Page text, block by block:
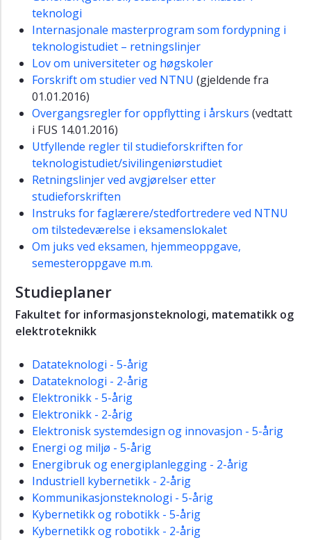
teknologi
Internasjonale masterprogram som fordypning i
teknologistudiet – retningslinjer
Lov om universiteter og høgskoler
Forskrift om studier ved NTNU (gjeldende fra
01.01.2016)
Overgangsregler for oppflytting i årskurs (vedtatt
i FUS 14.01.2016)
Utfyllende regler til studieforskriften for
teknologistudiet/sivilingeniørstudiet
Retningslinjer ved avgjørelser etter
studieforskriften
Instruks for faglærere/stedfortredere ved NTNU
om tilstedeværelse i eksamenslokalet
Om juks ved eksamen, hjemmeoppgave,
semesteroppgave m.m.
Studieplaner
Fakultet for informasjonsteknologi, matematikk og
elektroteknikk
Datateknologi - 5-årig
Datateknologi - 2-årig
Elektronikk - 5-årig
Elektronikk - 2-årig
Elektronisk systemdesign og innovasjon - 5-årig
Energi og miljø - 5-årig
Energibruk og energiplanlegging - 2-årig
Industriell kybernetikk - 2-årig
Kommunikasjonsteknologi - 5-årig
Kybernetikk og robotikk - 5-årig
Kybernetikk og robotikk - 2-årig